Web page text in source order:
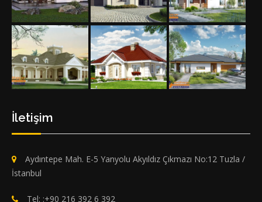
İletişim
Aydıntepe Mah. E-5 Yanyolu Akyıldız Çıkmazı No:12 Tuzla /
İstanbul
Tel: :+90 216 392 6 392